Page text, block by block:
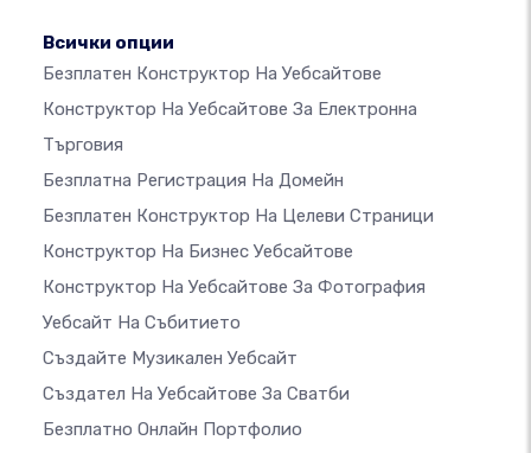
Всички опции
Безплатен Конструктор На Уебсайтове
Конструктор На Уебсайтове За Електронна
Търговия
Безплатна Регистрация На Домейн
Безплатен Конструктор На Целеви Страници
Конструктор На Бизнес Уебсайтове
Конструктор На Уебсайтове За Фотография
Уебсайт На Събитието
Създайте Музикален Уебсайт
Създател На Уебсайтове За Сватби
Безплатно Онлайн Портфолио